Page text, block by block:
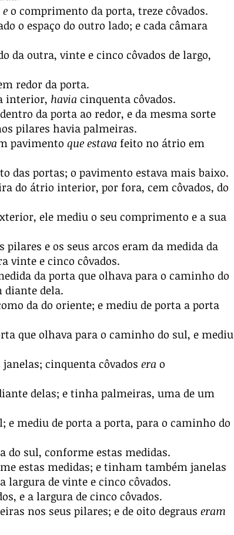
e o comprimento da porta, treze côvados.
o espaço do outro lado; e cada câmara
da outra, vinte e cinco côvados de largo,
redor da porta.
interior, havia cinquenta côvados.
da porta ao redor, e da mesma sorte
pilares havia palmeiras.
pavimento que estava feito no átrio em
das portas; o pavimento estava mais baixo.
do átrio interior, por fora, cem côvados, do
ele mediu o seu comprimento e a sua
pilares e os seus arcos eram da medida da
vinte e cinco côvados.
da porta que olhava para o caminho do
diante dela.
da do oriente; e mediu de porta a porta
que olhava para o caminho do sul, e mediu
cinquenta côvados era o
delas; e tinha palmeiras, uma de um
mediu de porta a porta, para o caminho do
do sul, conforme estas medidas.
estas medidas; e tinham também janelas
largura de vinte e cinco côvados.
e a largura de cinco côvados.
nos seus pilares; e de oito degraus eram